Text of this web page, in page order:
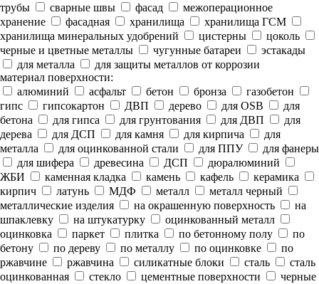
трубы
сварные швы фасад
межоперационное
хранение
фасадная хранилища
хранилища ГСМ
хранилища минеральных удобрений
цистерны
цоколь
черные и цветные металлы
чугунные батареи
эстакады
для металла
для защиты металлов от коррозии
материал поверхности:
алюминий
асфальт бетон бронза
газобетон
гипс
гипсокартон ДВП дерево для OSB
для
бетона
для гипса для грунтования для ДВП
для
дерева
для ДСП для камня для кирпича
для
металла
для оцинкованной стали для ППУ
для фанеры
для шифера
древесина ДСП
дюралюминий
ЖБИ
каменная кладка камень кафель
керамика
кирпич
латунь МДФ металл
металл черный
металлические изделия
на окрашенную поверхность
на
шпаклевку
на штукатурку
оцинкованный металл
оцинковка
паркет плитка по бетонному полу
по
бетону
по дереву по металлу по оцинковке
по
ржавчине
ржавчина силикатные блоки сталь
сталь
оцинкованная
стекло цементные поверхности
черные